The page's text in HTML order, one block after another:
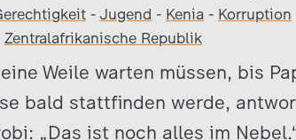
- Jugend - Kenia - Korruption
Zentralafrikanische Republik
Weile warten müssen, bis
bald stattfinden werde,
„Das ist noch alles im